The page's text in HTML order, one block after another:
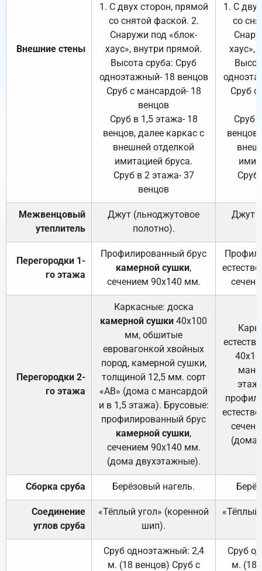
Внешние стены
1. С двух сторон, прямой
со снятой фаской. 2.
Снаружи под «блок-
хаус», внутри прямой.
Высота сруба: Сруб
одноэтажный- 18 венцов
Сруб с мансардой- 18
венцов
Сруб в 1,5 этажа- 18
венцов, далее каркас с
внешней отделкой
имитацией бруса.
Сруб в 2 этажа- 37
венцов
1. С
со
хаус»,
Сруб с
Сруб
Сруб
Межвенцовый
утеплитель
Джут (льноджутовое
полотно).
Джут
Перегородки 1-
го этажа
Профилированный брус
камерной сушки,
сечением 90х140 мм.
Перегородки 2-
го этажа
Каркасные: доска
камерной сушки 40х100
мм, обшитые
евровагонкой хвойных
пород, камерной сушки,
толщиной 12,5 мм. сорт
«АВ» (дома с мансардой
и в 1,5 этажа). Брусовые:
профилированный брус
камерной сушки,
сечением 90х140 мм.
(дома двухэтажные).
(дома
Сборка сруба Берёзовый нагель.
Соединение
углов сруба
«Тёплый угол» (коренной
шип).
«Тёплый
Сруб одноэтажный: 2,4
м. (18 венцов) Сруб с
Сруб
м. (18